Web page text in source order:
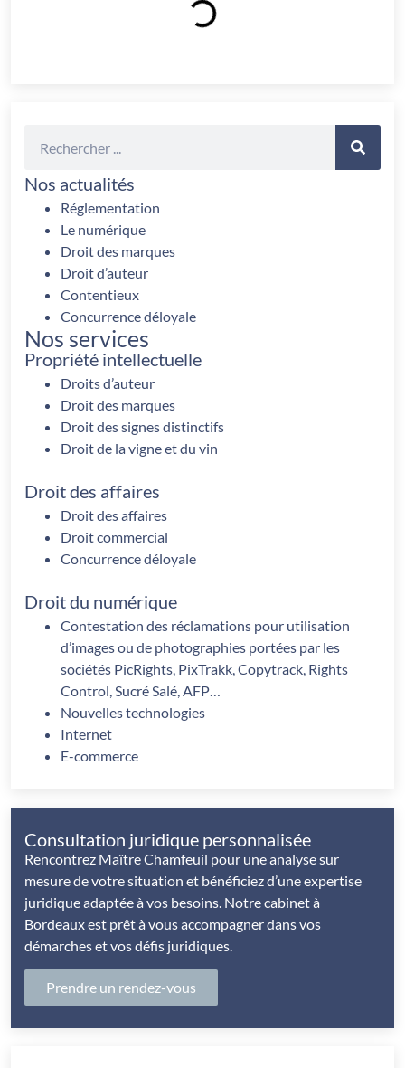
Nos actualités
Réglementation
Le numérique
Droit des marques
Droit d’auteur
Contentieux
Concurrence déloyale
Nos services
Propriété intellectuelle
Droits d’auteur
Droit des marques
Droit des signes distinctifs
Droit de la vigne et du vin
Droit des affaires
Droit des affaires
Droit commercial
Concurrence déloyale
Droit du numérique
Contestation des réclamations pour utilisation
d’images ou de photographies portées par les
sociétés PicRights, PixTrakk, Copytrack, Rights
Control, Sucré Salé, AFP…
Nouvelles technologies
Internet
E-commerce
Consultation juridique personnalisée
Rencontrez Maître Chamfeuil pour une analyse sur
mesure de votre situation et bénéficiez d’une expertise
juridique adaptée à vos besoins. Notre cabinet à
Bordeaux est prêt à vous accompagner dans vos
démarches et vos défis juridiques.
Prendre un rendez-vous